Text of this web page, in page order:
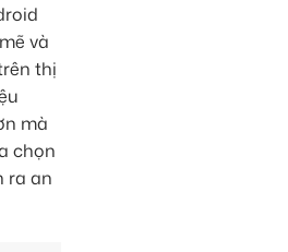
và
thị
mà
chọn
ra an